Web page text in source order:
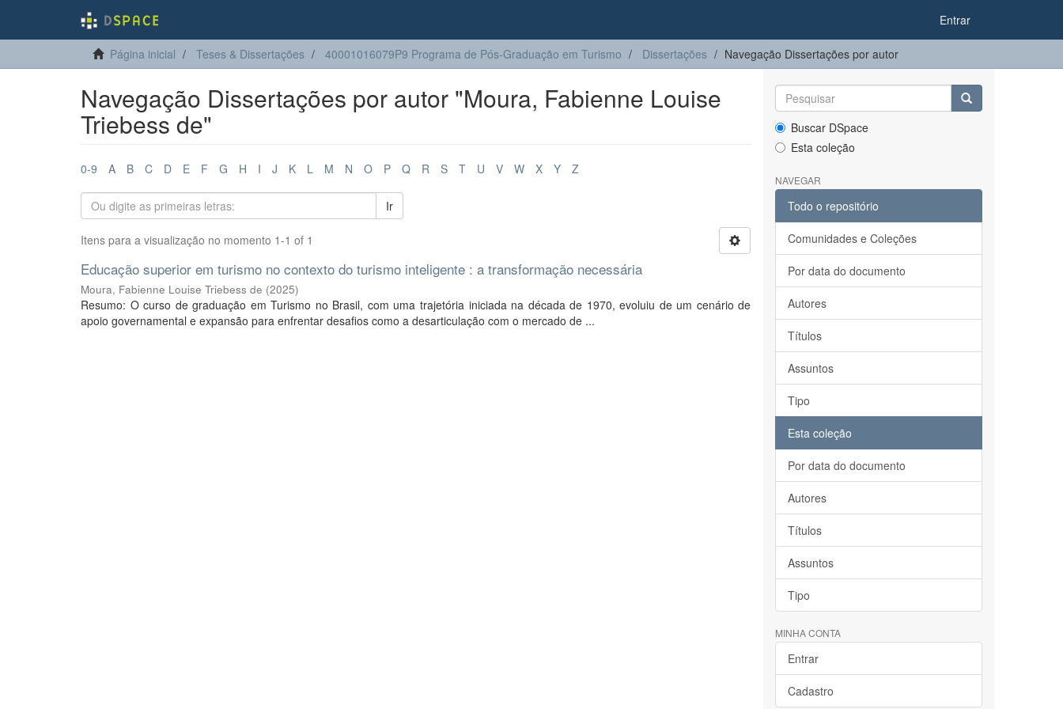
Entrar
Página inicial Teses & Dissertações 40001016079P9 Programa de Pós-Graduação em Turismo Dissertações Navegação Dissertações por autor
Navegação Dissertações por autor "Moura, Fabienne Louise
Triebess de"
0-9 A B C D E F G H I J K L M N O P Q R S T U V W X Y Z
Ir
Itens para a visualização no momento 1-1 of 1
Educação superior em turismo no contexto do turismo inteligente : a transformação necessária
Moura, Fabienne Louise Triebess de (2025)
Resumo: O curso de graduação em Turismo no Brasil, com uma trajetória iniciada na década de 1970, evoluiu de um cenário de
apoio governamental e expansão para enfrentar desafios como a desarticulação com o mercado de ...
Buscar DSpace
Esta coleção
NAVEGAR
Todo o repositório
Comunidades e Coleções
Por data do documento
Autores
Títulos
Assuntos
Tipo
Esta coleção
Por data do documento
Autores
Títulos
Assuntos
Tipo
MINHA CONTA
Entrar
Cadastro